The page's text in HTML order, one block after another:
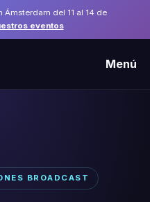
Ámsterdam del 11 al 14 de
eventos
Menú
BROADCAST